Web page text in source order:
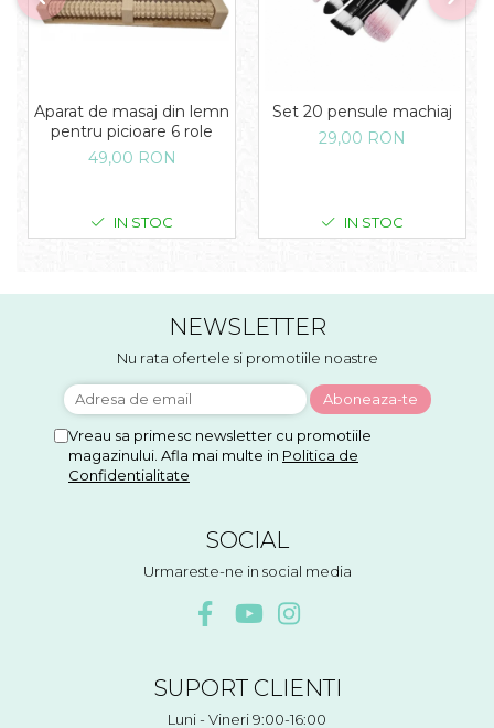
Aparat de masaj din lemn
pentru picioare 6 role
49,00 RON
IN STOC
Set 20 pensule machiaj
29,00 RON
IN STOC
NEWSLETTER
Nu rata ofertele si promotiile noastre
Vreau sa primesc newsletter cu promotiile
magazinului. Afla mai multe in Politica de
Confidentialitate
SOCIAL
Urmareste-ne in social media
SUPORT CLIENTI
Luni - Vineri 9:00-16:00